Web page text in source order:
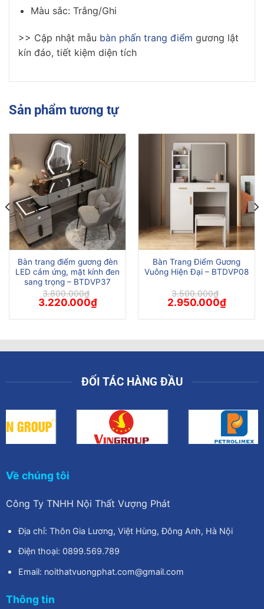
Màu sắc: Trắng/Ghi
>> Cập nhật mẫu bàn phấn trang điểm gương lật
kín đáo, tiết kiệm diện tích
Sản phẩm tương tự
Bàn trang điểm gương đèn
LED cảm ứng, mặt kính đen
sang trọng – BTDVP37
3.800.000₫
Giá
gốc
là:
3.220.000₫Giá
hiện
tại
Bàn Trang Điểm Gương
Vuông Hiện Đại – BTDVP08
3.500.000₫
Giá
gốc
là:
2.950.000₫Giá
hiện
tại
ĐỐI TÁC HÀNG ĐẦU
Về chúng tôi
Công Ty TNHH Nội Thất Vượng Phát
Địa chỉ: Thôn Gia Lương, Việt Hùng, Đông Anh, Hà Nội
Điện thoại: 0899.569.789
Email: noithatvuongphat.com@gmail.com
Thông tin